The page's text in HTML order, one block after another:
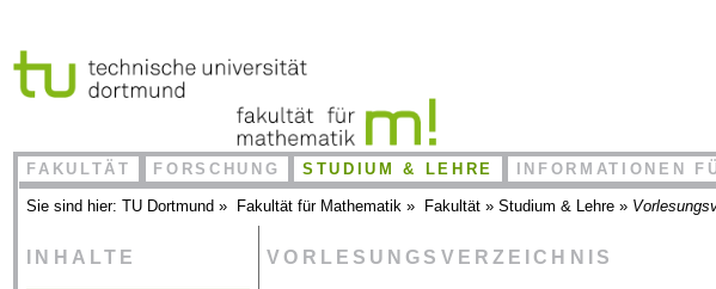
FAKULTÄT FORSCHUNG STUDIUM & LEHRE INFORMATIONEN
Sie sind hier:TU Dortmund » Fakultät für Mathematik » Fakultät »Studium & Lehre »
INHALTE VORLESUNGSVERZEICHNIS